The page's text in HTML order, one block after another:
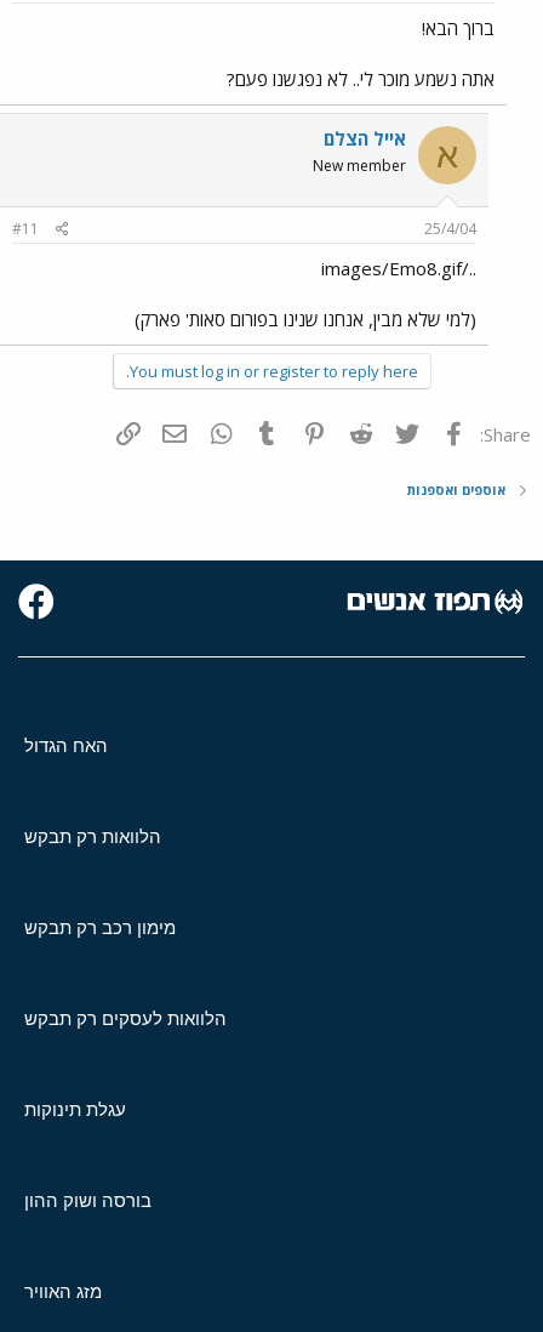
ברוך הבא!
אתה נשמע מוכר לי.. לא נפגשנו פעם?
א אייל הצלם
New member
25/4/04
#11
../images/Emo8.gif
(למי שלא מבין, אנחנו שנינו בפורום סאות' פארק)
You must log in or register to reply here.
Share: פייסבוק Twitter
Reddit
Pinterest
Tumblr
WhatsAppדואר אלקטרוני
אוספים ואספנות
האח הגדול
הלוואות רק תבקש
מימון רכב רק תבקש
הלוואות לעסקים רק תבקש
עגלת תינוקות
בורסה ושוק ההון
מזג האוויר